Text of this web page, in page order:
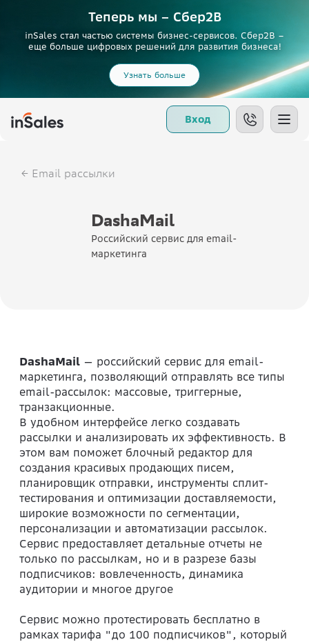
Теперь мы – Сбер2B
inSales стал частью системы бизнес-сервисов. Сбер2В –
еще больше цифровых решений для развития бизнеса!
Узнать больше
Вход
Email рассылки
DashaMail
Российский сервис для email-
маркетинга
DashaMail — российский сервис для email-
маркетинга, позволяющий отправлять все типы
email-рассылок: массовые, триггерные,
транзакционные.
В удобном интерфейсе легко создавать
рассылки и анализировать их эффективность. В
этом вам поможет блочный редактор для
создания красивых продающих писем,
планировщик отправки, инструменты сплит-
тестирования и оптимизации доставляемости,
широкие возможности по сегментации,
персонализации и автоматизации рассылок.
Сервис предоставляет детальные отчеты не
только по рассылкам, но и в разрезе базы
подписчиков: вовлеченность, динамика
аудитории и многое другое
Сервис можно протестировать бесплатно в
рамках тарифа "до 100 подписчиков", который